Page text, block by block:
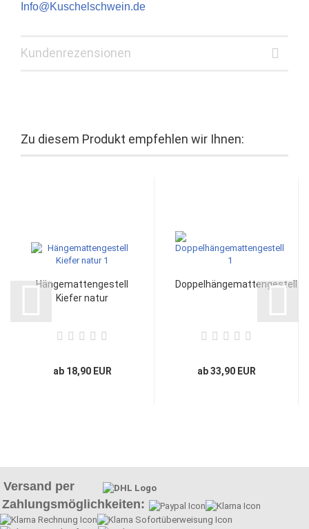
Info@Kuschelschwein.de
Kundenrezensionen
Zu diesem Produkt empfehlen wir Ihnen:
Hängemattengestell
Kiefer natur
ab 18,90 EUR
Doppelhängemattengestell
ab 33,90 EUR
Versand per
Zahlungsmöglichkeiten: